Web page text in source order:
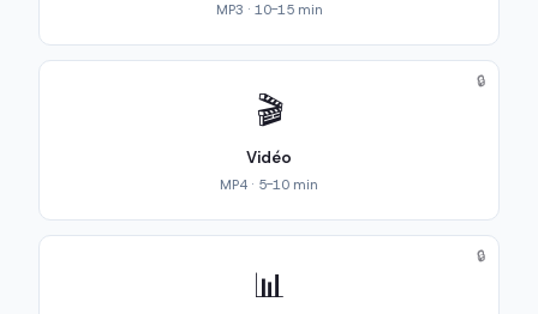
MP3 · 10-15 min
🎬
Vidéo
MP4 · 5-10 min
🔒
📊
🔒